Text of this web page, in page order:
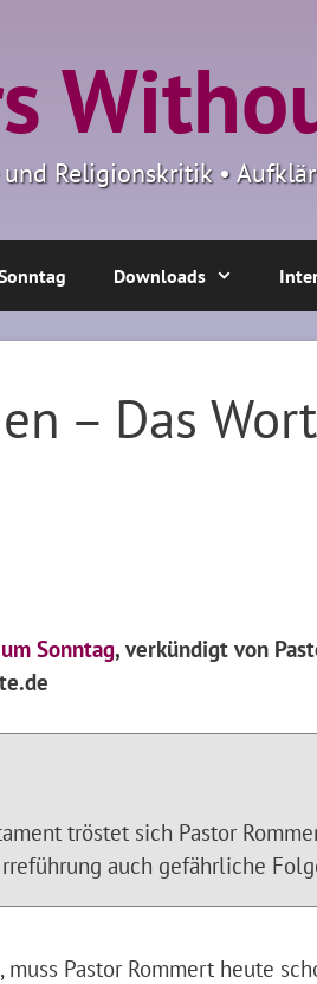
und Religionskritik •
Downloads
– Das
Sonntag, verkündigt von
tröstet sich Pastor
auch gefährliche
Pastor Rommert heute